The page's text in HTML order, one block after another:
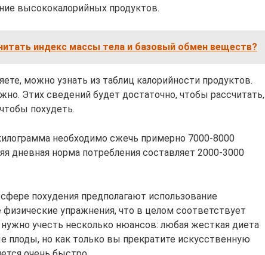
высококалорийных продуктов.
индекс массы тела и базовый обмен веществ?
можно узнать из таблиц калорийности продуктов.
Этих сведений будет достаточно, чтобы рассчитать,
похудеть.
необходимо сжечь примерно 7000-8000
дневная норма потребления составляет 2000-3000
похудения предполагают использование
упражнения, что в целом соответствует
учесть несколько нюансов: любая жесткая диета
плоды, но как только вы прекратите искусственную